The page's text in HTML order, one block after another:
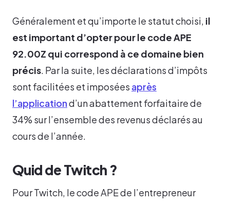
Généralement et qu’importe le statut choisi, il
est important d’opter pour le code APE
92.00Z qui correspond à ce domaine bien
précis. Par la suite, les déclarations d’impôts
sont facilitées et imposées après
l’applicationd’un abattement forfaitaire de
34% sur l’ensemble des revenus déclarés au
cours de l’année.
Quid de Twitch ?
Pour Twitch, le code APE de l’entrepreneur